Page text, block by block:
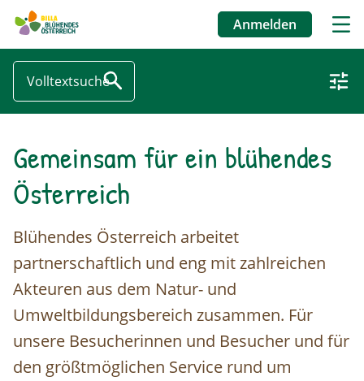
Direkt
Benutzermenü
Anmelden
Gemeinsam für ein blühendes
Österreich
Blühendes Österreich arbeitet
partnerschaftlich und eng mit zahlreichen
Akteuren aus dem Natur- und
Umweltbildungsbereich zusammen. Für
unsere Besucherinnen und Besucher und für
den größtmöglichen Service rund um